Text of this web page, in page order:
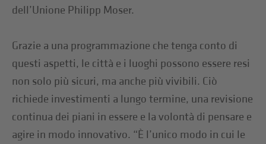
dell’Unione Philipp Moser.
Grazie a una programmazione che tenga conto di
questi aspetti, le città e i luoghi possono essere resi
non solo più sicuri, ma anche più vivibili. Ciò
richiede investimenti a lungo termine, una revisione
continua dei piani in essere e la volontà di pensare e
agire in modo innovativo. “È l’unico modo in cui le